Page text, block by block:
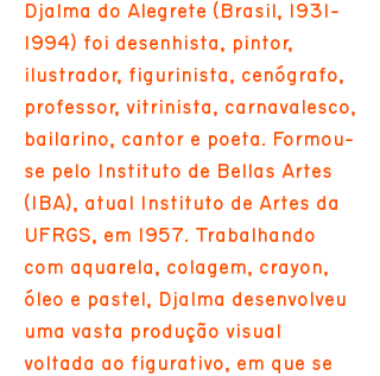
Djalma do Alegrete (Brasil, 1931-
1994) foi desenhista, pintor,
ilustrador, figurinista, cenógrafo,
professor, vitrinista, carnavalesco,
bailarino, cantor e poeta. Formou-
se pelo Instituto de Bellas Artes
(IBA), atual Instituto de Artes da
UFRGS, em 1957. Trabalhando
com aquarela, colagem, crayon,
óleo e pastel, Djalma desenvolveu
uma vasta produção visual
voltada ao figurativo, em que se